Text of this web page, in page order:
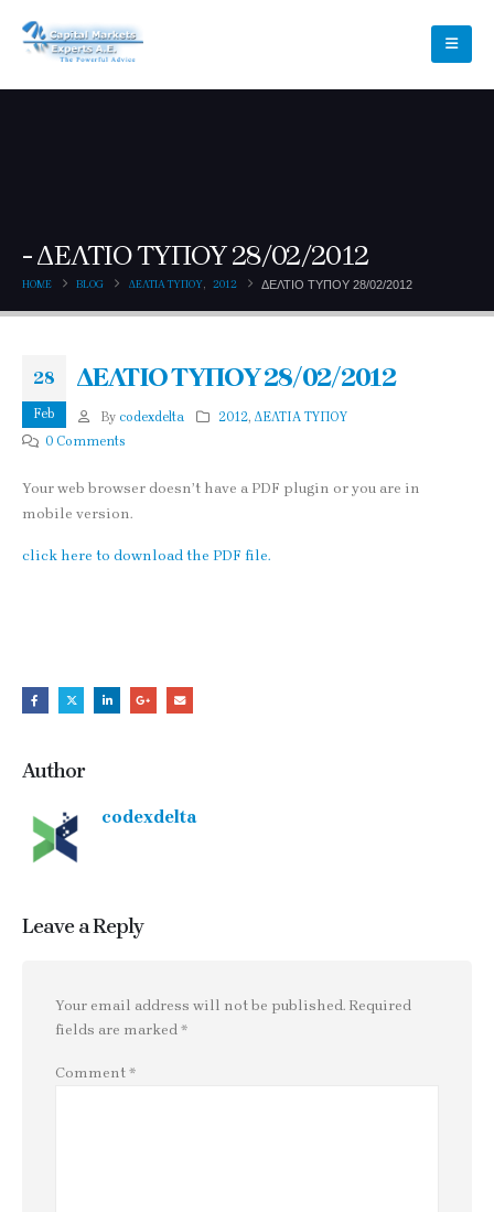
ΔΕΛΤΙΟ ΤΥΠΟΥ 28/02/2012
HOME BLOG ΔΕΛΤΙΑ ΤΥΠΟΥ 2012 ΔΕΛΤΙΟ ΤΥΠΟΥ 28/02/2012
28
Feb
ΔΕΛΤΙΟ ΤΥΠΟΥ 28/02/2012
By codexdelta 2012, ΔΕΛΤΙΑ ΤΥΠΟΥ
0 Comments
Your web browser doesn’t have a PDF plugin or you are in
mobile version.
click here to download the PDF file.
Author
codexdelta
Leave a Reply
Your email address will not be published. Required
fields are marked *
Comment *